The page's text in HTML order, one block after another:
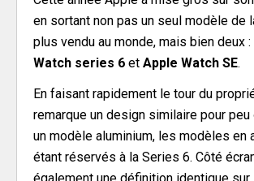
en sortant non pas un seul modèle de
plus vendu au monde, mais bien deux :
Watch series 6 et Apple Watch SE.
En faisant rapidement le tour du
remarque un design similaire pour peu
un modèle aluminium, les modèles en
étant réservés à la Series 6. Côté